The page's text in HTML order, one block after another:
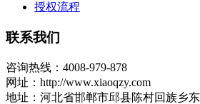
授权流程
联系我们
咨询热线：4008-979-878
网址：http://www.xiaoqzy.com
地址：河北省邯郸市邱县陈村回族乡